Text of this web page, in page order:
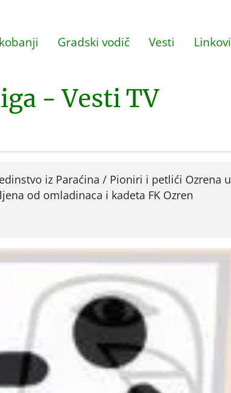
Gradski vodič Vesti Linkovi
- Vesti TV
iz Paraćina / Pioniri i petlići Ozrena u
od omladinaca i kadeta FK Ozren